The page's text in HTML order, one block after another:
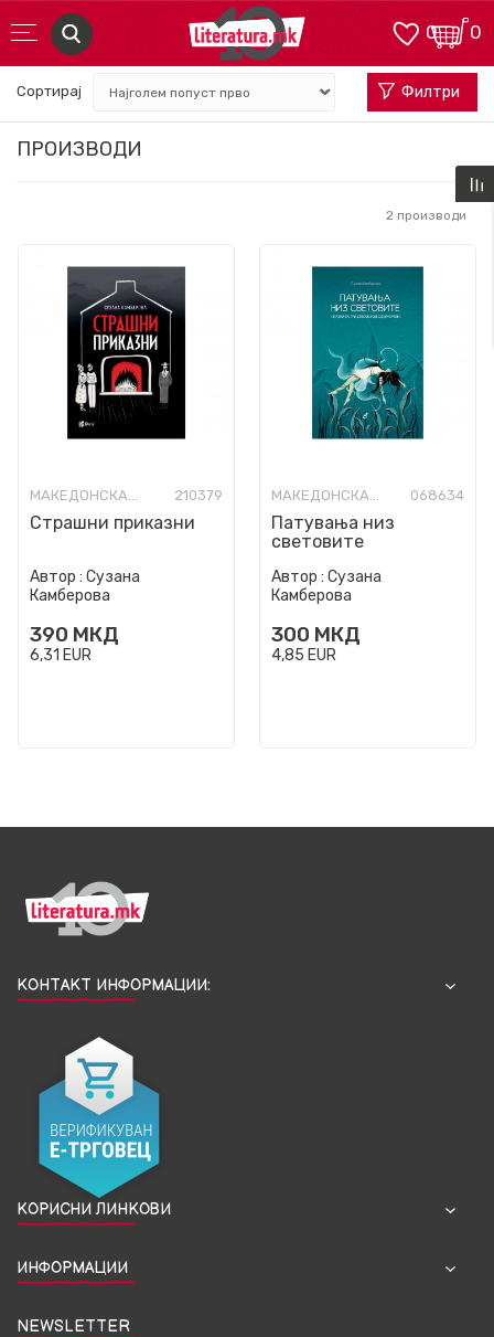
0
0
ПРОИЗВОДИ
Сортирај Филтри
2 производи
МАКЕДОНСКА КНИЖЕВНОСТ 210379
Страшни приказни
Автор : Сузана
Камберова
390 МКД
6,31 EUR
МАКЕДОНСКА КНИЖЕВНОСТ 068634
Патувања низ
световите
Автор : Сузана
Камберова
300 МКД
4,85 EUR
КОНТАКТ ИНФОРМАЦИИ:
КОРИСНИ ЛИНКОВИ
ИНФОРМАЦИИ
NEWSLETTER